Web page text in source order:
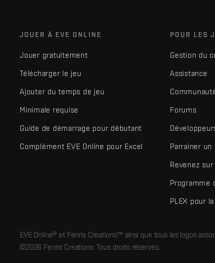
JOUER À EVE ONLINE
Jouer gratuitement
Télécharger le jeu
Ajouter du temps de jeu
Minimale requise
Guide de démarrage pour débutant
Complément EVE Online pour Excel
POUR LES
Gestion du
Assistance
Forums
Parrainer un
Revenez sur
Programme
PLEX pour
EVE Online® et Fenris Creations™ ainsi que tous les logos
©2026 Fenris Creations. Tous droits réservés.